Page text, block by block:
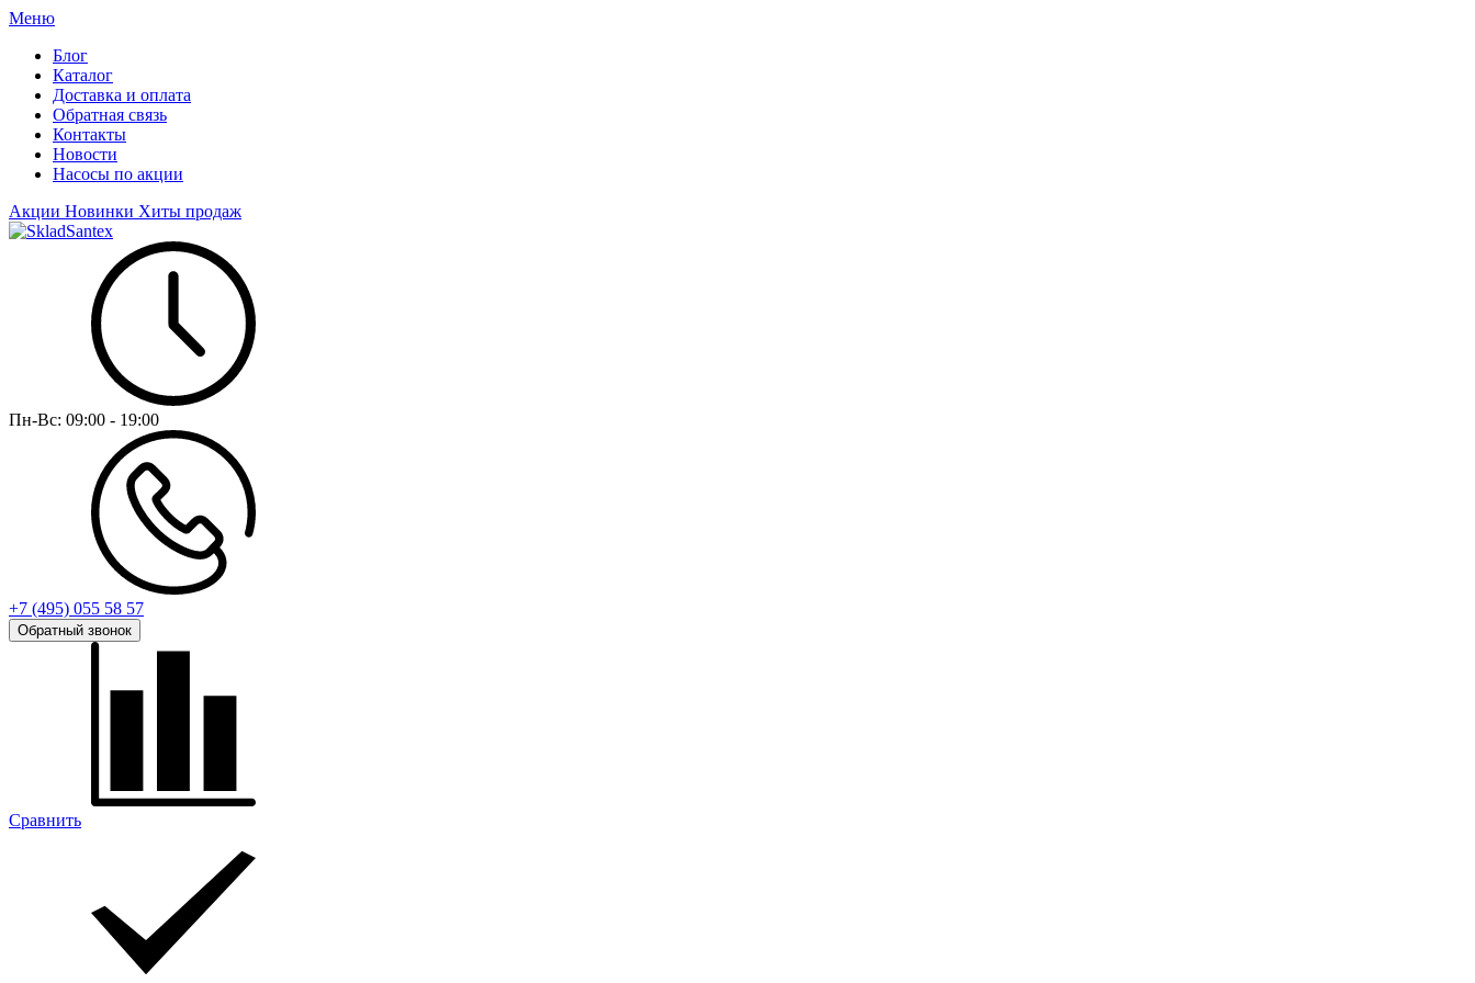
Меню
Блог
Каталог
Доставка и оплата
Обратная связь
Контакты
Новости
Насосы по акции
Акции Новинки Хиты продаж
Пн-Вс: 09:00 - 19:00
+7 (495) 055 58 57
Обратный звонок
Сравнить